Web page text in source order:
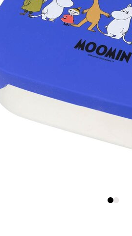
Åpent
Erich
Åpent i